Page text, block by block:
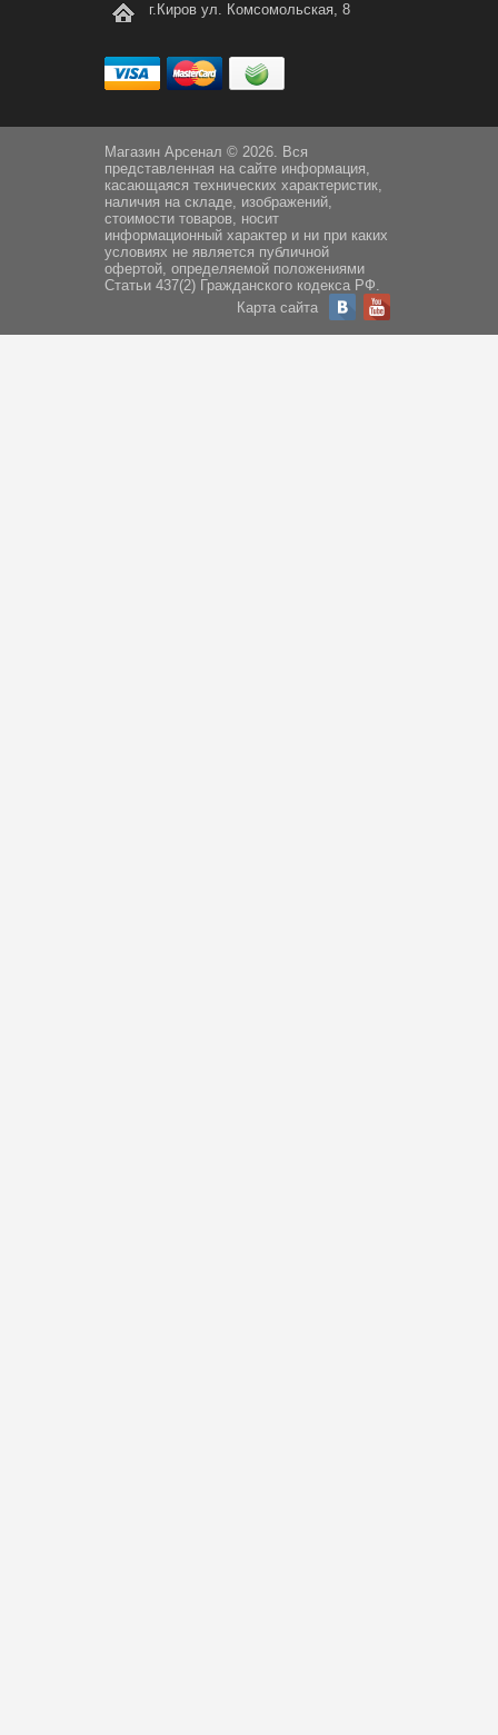
г.Киров ул. Комсомольская, 8
Магазин Арсенал © 2026. Вся
представленная на сайте информация,
касающаяся технических характеристик,
наличия на складе, изображений,
стоимости товаров, носит
информационный характер и ни при каких
условиях не является публичной
офертой, определяемой положениями
Статьи 437(2) Гражданского кодекса РФ.
Карта сайта